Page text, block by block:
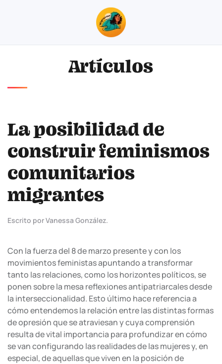
Skip to main content
Artículos
La posibilidad de
construir feminismos
comunitarios
migrantes
Escrito por Vanessa González.
Con la fuerza del 8 de marzo presente y con los
movimientos feministas apuntando a transformar
tanto las relaciones, como los horizontes políticos, se
ponen sobre la mesa reflexiones antipatriarcales desde
la interseccionalidad. Esto último hace referencia a
cómo entendemos la relación entre las distintas formas
de opresión que se atraviesan y cuya comprensión
resulta de vital importancia para profundizar en cómo
se van configurando las realidades de las mujeres y, en
especial, de aquellas que viven en la posición de